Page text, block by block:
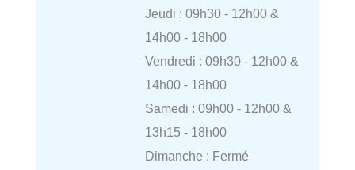
Jeudi : 09h30 - 12h00 &
14h00 - 18h00
Vendredi : 09h30 - 12h00 &
14h00 - 18h00
Samedi : 09h00 - 12h00 &
13h15 - 18h00
Dimanche : Fermé